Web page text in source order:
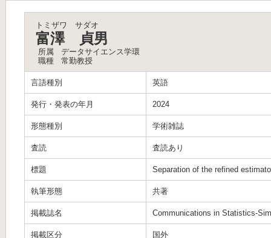
トミザワ サダオ
富澤 貞男
所属
データサイエンス学環
職種
常勤教授
言語種別 英語
発行・発表の年月 2024
形態種別 学術雑誌
査読 査読あり
標題 Separation of the refined
執筆形態 共著
掲載誌名 Communications in Statistics-
掲載区分 国外